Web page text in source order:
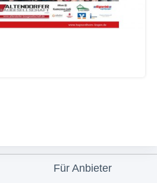
Für Anbieter